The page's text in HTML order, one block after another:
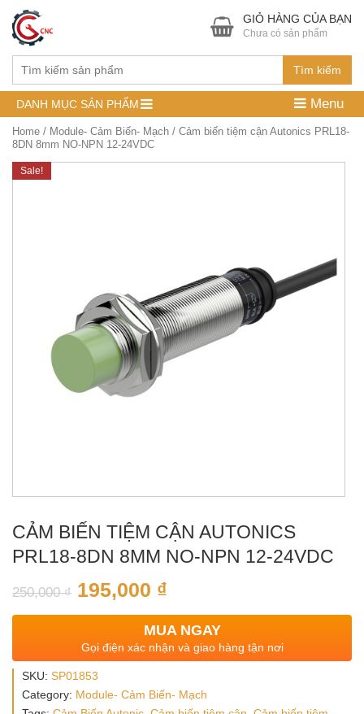
Tìm kiếm
GIỎ HÀNG CỦA BẠN
Chưa có sản phẩm
DANH MỤC SẢN PHẨM Menu
Home / Module- Cảm Biến- Mạch / Cảm biến tiệm cận Autonics PRL18-
8DN 8mm NO-NPN 12-24VDC
Sale!
CẢM BIẾN TIỆM CẬN AUTONICS
PRL18-8DN 8MM NO-NPN 12-24VDC
250,000₫ 195,000 ₫
MUA NGAY
Gọi điện xác nhận và giao hàng tận nơi
SKU: SP01853
Category: Module- Cảm Biến- Mạch